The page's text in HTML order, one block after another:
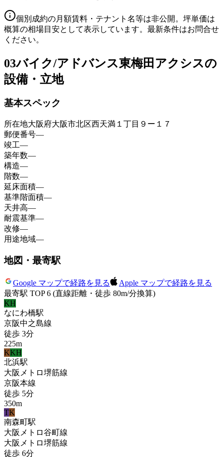
個別成約の月額賃料・テナント名等は非公開。坪単価は
概算の相場目安として表示しています。最新条件はお問合せ
ください。
03バイク/アドバンス東梅田アクシスの
設備・立地
基本スペック
所在地大阪府大阪市北区西天満１丁目９ー１７
郵便番号—
竣工—
築年数—
構造—
階数—
延床面積—
基準階面積—
天井高—
耐震基準—
改修—
用途地域—
地図・最寄駅
Google マップで経路を見る
Apple マップで経路を見る
最寄駅 TOP 6 (直線距離・徒歩 80m/分換算)
KH
なにわ橋駅
京阪中之島線
徒歩 3分
225m
KKH
北浜駅
大阪メトロ堺筋線
京阪本線
徒歩 5分
350m
TK
南森町駅
大阪メトロ谷町線
大阪メトロ堺筋線
徒歩 6分